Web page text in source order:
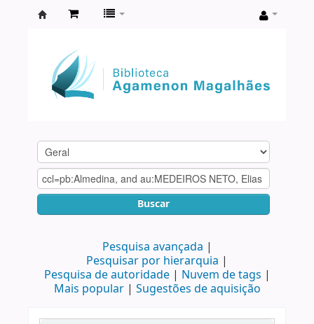
Agamenon
Magalhães
Buscar
Pesquisa avançada
Pesquisar por hierarquia
Pesquisa de autoridade
Nuvem de tags
Mais popular
Sugestões de aquisição